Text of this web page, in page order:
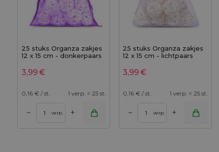
25 stuks Organza zakjes
12 x 15 cm - donkerpaars
3,99€
0,16 € / st. 1 verp. = 25 st.
– verp. +
25 stuks Organza zakjes
12 x 15 cm - lichtpaars
3,99€
0,16 € / st. 1 verp. = 25 st.
– verp. +